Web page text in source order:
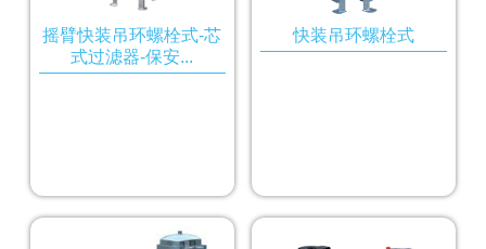
摇臂快装吊环螺栓式-芯
式过滤器-保安...
快装吊环螺栓式